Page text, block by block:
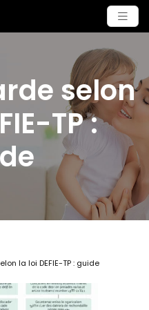
selon
TP :
la loi DEFIE-TP : guide